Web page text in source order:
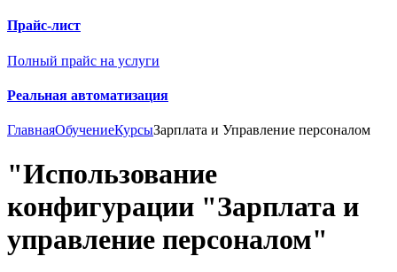
Прайс-лист
Полный прайс на услуги
Реальная автоматизация
ГлавнаяОбучениеКурсыЗарплата и Управление персоналом
"Использование
конфигурации "Зарплата и
управление персоналом"